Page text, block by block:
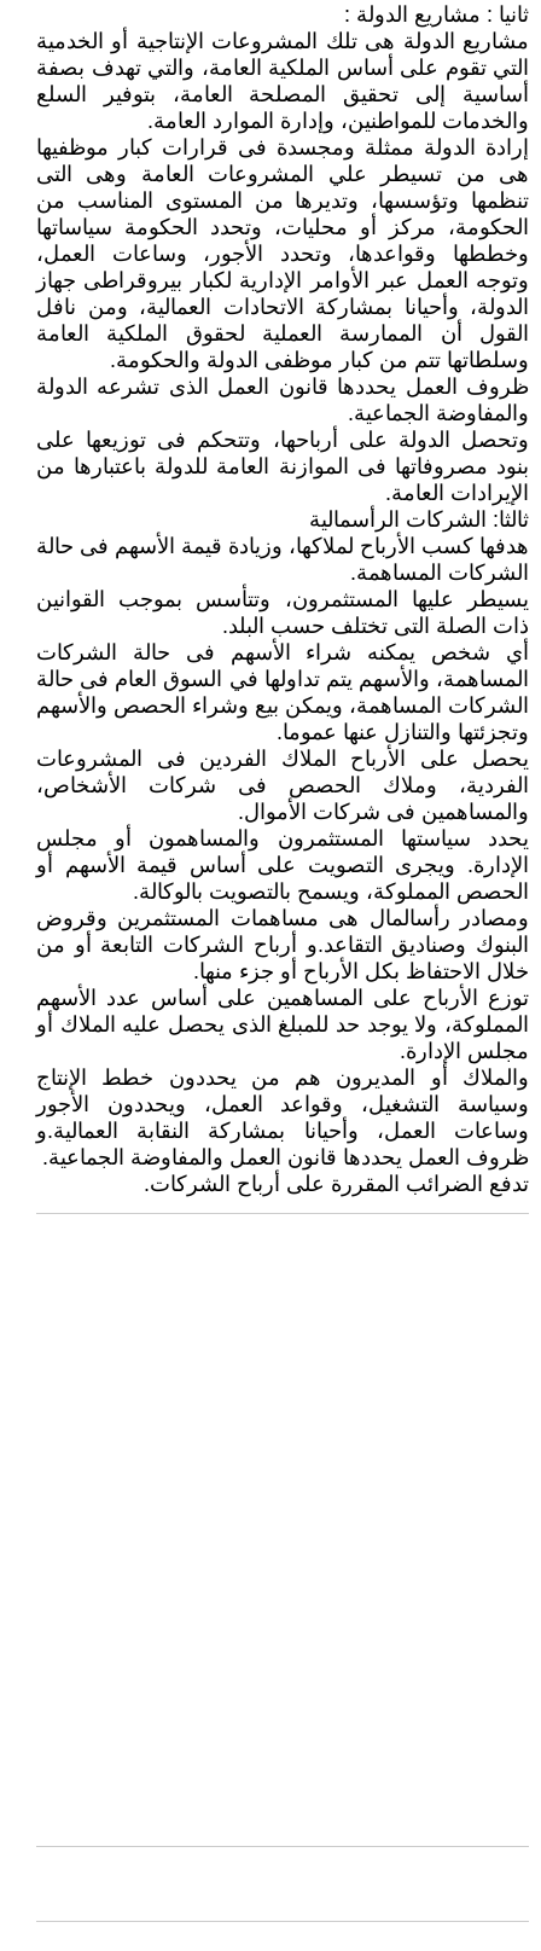
ثانيا : مشاريع الدولة :
مشاريع الدولة هى تلك المشروعات الإنتاجية أو الخدمية
التي تقوم على أساس الملكية العامة، والتي تهدف بصفة
أساسية إلى تحقيق المصلحة العامة، بتوفير السلع
والخدمات للمواطنين، وإدارة الموارد العامة.
إرادة الدولة ممثلة ومجسدة فى قرارات كبار موظفيها
هى من تسيطر علي المشروعات العامة وهى التى
تنظمها وتؤسسها، وتديرها من المستوى المناسب من
الحكومة، مركز أو محليات، وتحدد الحكومة سياساتها
وخططها وقواعدها، وتحدد الأجور، وساعات العمل،
وتوجه العمل عبر الأوامر الإدارية لكبار بيروقراطى جهاز
الدولة، وأحيانا بمشاركة الاتحادات العمالية، ومن نافل
القول أن الممارسة العملية لحقوق الملكية العامة
وسلطاتها تتم من كبار موظفى الدولة والحكومة.
ظروف العمل يحددها قانون العمل الذى تشرعه الدولة
والمفاوضة الجماعية.
وتحصل الدولة على أرباحها، وتتحكم فى توزيعها على
بنود مصروفاتها فى الموازنة العامة للدولة باعتبارها من
الإيرادات العامة.
ثالثا: الشركات الرأسمالية
هدفها كسب الأرباح لملاكها، وزيادة قيمة الأسهم فى حالة
الشركات المساهمة.
يسيطر عليها المستثمرون، وتتأسس بموجب القوانين
ذات الصلة التى تختلف حسب البلد.
أي شخص يمكنه شراء الأسهم فى حالة الشركات
المساهمة، والأسهم يتم تداولها في السوق العام فى حالة
الشركات المساهمة، ويمكن بيع وشراء الحصص والأسهم
وتجزئتها والتنازل عنها عموما.
يحصل على الأرباح الملاك الفردين فى المشروعات
الفردية، وملاك الحصص فى شركات الأشخاص،
والمساهمين فى شركات الأموال.
يحدد سياستها المستثمرون والمساهمون أو مجلس
الإدارة. ويجرى التصويت على أساس قيمة الأسهم أو
الحصص المملوكة، ويسمح بالتصويت بالوكالة.
ومصادر رأسالمال هى مساهمات المستثمرين وقروض
البنوك وصناديق التقاعد.و أرباح الشركات التابعة أو من
خلال الاحتفاظ بكل الأرباح أو جزء منها.
توزع الأرباح على المساهمين على أساس عدد الأسهم
المملوكة، ولا يوجد حد للمبلغ الذى يحصل عليه الملاك أو
مجلس الإدارة.
والملاك أو المديرون هم من يحددون خطط الإنتاج
وسياسة التشغيل، وقواعد العمل، ويحددون الأجور
وساعات العمل، وأحيانا بمشاركة النقابة العمالية.و
ظروف العمل يحددها قانون العمل والمفاوضة الجماعية.
تدفع الضرائب المقررة على أرباح الشركات.